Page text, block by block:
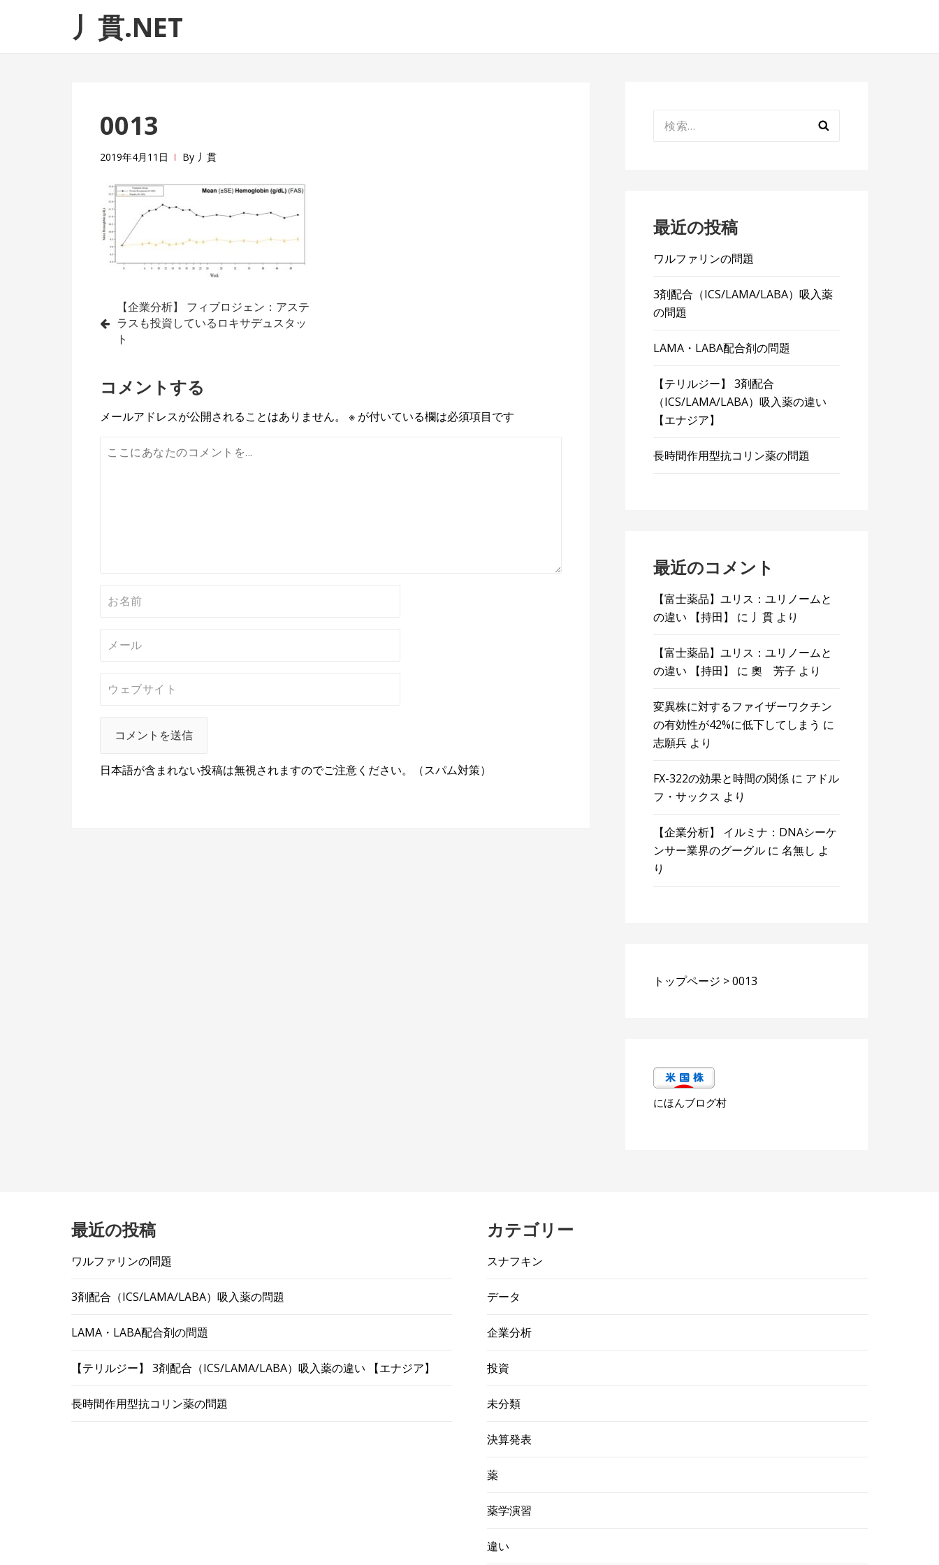
ゲ
テ丿貫.NET
0013
2019年4月11日 By 丿貫
投
稿
ビ
ゲ
ー
【企業分析】 フィブロジェン：アステ
ラスも投資しているロキサデュスタッ
ト
コメントする
メールアドレスが公開されることはありません。 ※ が付いている欄は必須項目です
日本語が含まれない投稿は無視されますのでご注意ください。（スパム対策）
索:
最近の投稿
ワルファリンの問題
3剤配合（ICS/LAMA/LABA）吸入薬
の問題
LAMA・LABA配合剤の問題
【テリルジー】 3剤配合
（ICS/LAMA/LABA）吸入薬の違い
【エナジア】
長時間作用型抗コリン薬の問題
最近のコメント
【富士薬品】ユリス：ユリノームと
の違い 【持田】
に 丿貫 より
【富士薬品】ユリス：ユリノームと
の違い 【持田】
に奧 芳子 より
変異株に対するファイザーワクチン
の有効性が42%に低下してしまう に
志願兵 より
FX-322の効果と時間の関係 に アドル
フ・サックス より
【企業分析】 イルミナ：DNAシーケ
ンサー業界のグーグル に名無し よ
り
トップページ >0013
にほんブログ村
最近の投稿
ワルファリンの問題
3剤配合（ICS/LAMA/LABA）吸入薬の問題
LAMA・LABA配合剤の問題
【テリルジー】 3剤配合（ICS/LAMA/LABA）吸入薬の違い 【エナジア】
長時間作用型抗コリン薬の問題
カテゴリー
スナフキン
データ
企業分析
投資
未分類
決算発表
薬
薬学演習
違い